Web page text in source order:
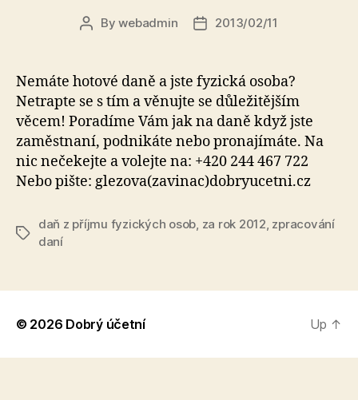
PostBywebadmin
Post2013/02/11
Nemáte hotové daně a jste fyzická osoba?
Netrapte se s tím a věnujte se důležitějším
věcem! Poradíme Vám jak na daně když jste
zaměstnaní, podnikáte nebo pronajímáte. Na
nic nečekejte a volejte na: +420 244 467 722
Nebo pište: glezova(zavinac)dobryucetni.cz
Tags
daň z příjmu fyzických osob za rok 2012 zpracování
daní
© 2026 Dobrý účetní Up ↑